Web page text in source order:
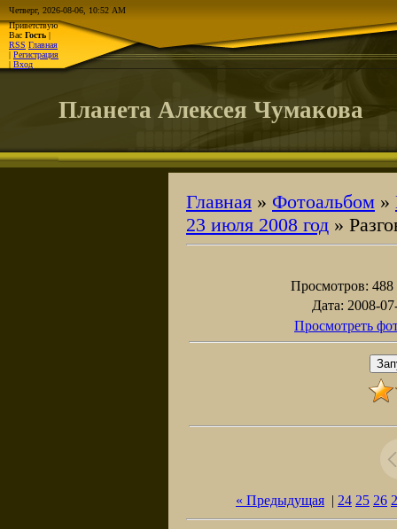
Четверг, 2026-08-06, 10:52 AM
Приветствую
Вас Гость |
RSS Главная
| Регистрация
| Вход
Планета Алексея Чумакова
Главная » Фотоальбом »
23 июля 2008 год »
Просмотров:
Дата: 2008-
Просмотреть
« Предыдущая | 24 25 26